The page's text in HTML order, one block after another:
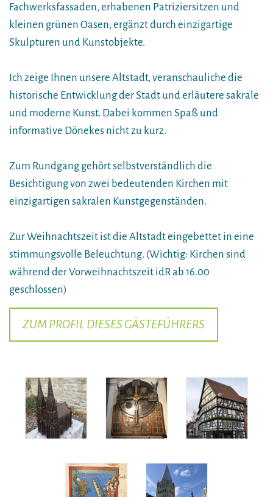
Fachwerksfassaden, erhabenen Patriziersitzen und
kleinen grünen Oasen, ergänzt durch einzigartige
Skulpturen und Kunstobjekte.
Ich zeige Ihnen unsere Altstadt, veranschauliche die
historische Entwicklung der Stadt und erläutere sakrale
und moderne Kunst. Dabei kommen Spaß und
informative Dönekes nicht zu kurz.
Zum Rundgang gehört selbstverständlich die
Besichtigung von zwei bedeutenden Kirchen mit
einzigartigen sakralen Kunstgegenständen.
Zur Weihnachtszeit ist die Altstadt eingebettet in eine
stimmungsvolle Beleuchtung. (Wichtig: Kirchen sind
während der Vorweihnachtszeit idR ab 16.00
geschlossen)
ZUM PROFIL DIESES GÄSTEFÜHRERS